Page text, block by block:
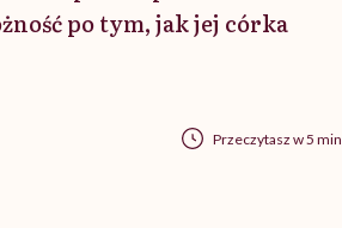
po tym, jak jej córka
Przeczytasz w 5 min